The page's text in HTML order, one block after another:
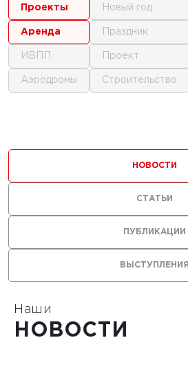
г.
ВЫСТУПЛЕНИЯ
ПУБЛИКАЦИИ
НОВОСТИ
СТАТЬИ
проекты
аренда
ИВПП
аэродромы
новый год
праздник
проект
строительство
Наши
НОВОСТИ